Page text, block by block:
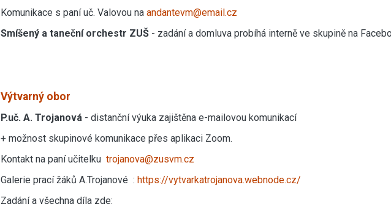
Komunikace s paní uč. Valovou naandantevm@email.cz
Smíšený a taneční orchestr ZUŠ - zadání a domluva probíhá interně ve skupině na
Výtvarný obor
P.uč. A. Trojanová - distanční výuka zajištěna e-mailovou komunikací
+ možnost skupinové komunikace přes aplikaci Zoom.
Kontakt na paní učitelkutrojanova@zusvm.cz
Galerie prací žáků A.Trojanové :https://vytvarkatrojanova.webnode.cz/
Zadání a všechna díla zde: